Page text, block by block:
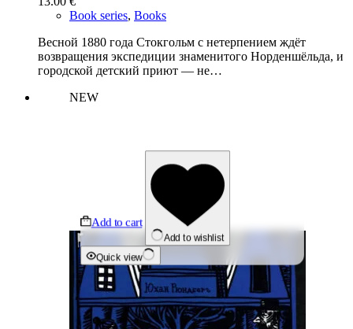
Book series, Books
Весной 1880 года Стокгольм с нетерпением ждёт
возвращения экспедиции знаменитого Норденшёльда, и
городской детский приют — не…
NEW
Add to cart
Add to wishlist
Quick view